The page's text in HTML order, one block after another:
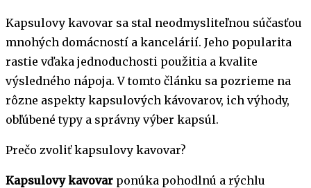
Kapsulovy kavovar sa stal neodmysliteľnou súčasťou
mnohých domácností a kancelárií. Jeho popularita
rastie vďaka jednoduchosti použitia a kvalite
výsledného nápoja. V tomto článku sa pozrieme na
rôzne aspekty kapsulových kávovarov, ich výhody,
obľúbené typy a správny výber kapsúl.
Prečo zvoliť kapsulovy kavovar?
Kapsulovy kavovar ponúka pohodlnú a rýchlu